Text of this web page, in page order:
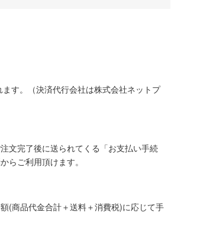
す。（決済代行会社は株式会社ネットプ
文完了後に送られてくる「お支払い手続
らご利用頂けます。
(商品代金合計＋送料＋消費税)に応じて手